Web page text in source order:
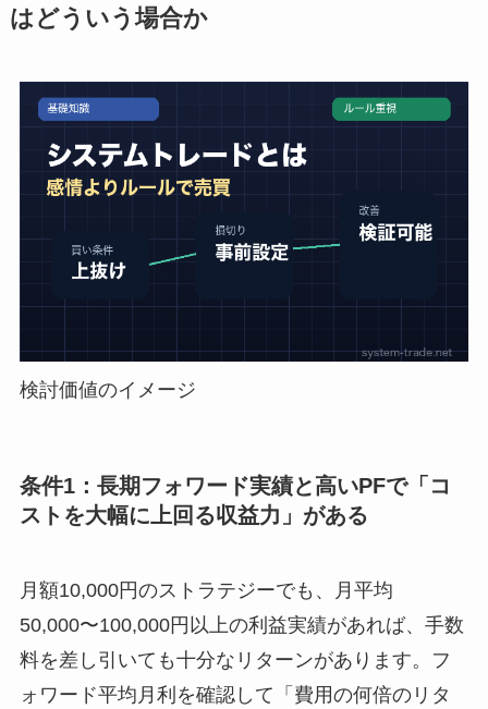
はどういう場合か
検討価値のイメージ
条件1：長期フォワード実績と高いPFで「コ
ストを大幅に上回る収益力」がある
月額10,000円のストラテジーでも、月平均
50,000〜100,000円以上の利益実績があれば、手数
料を差し引いても十分なリターンがあります。フ
ォワード平均月利を確認して「費用の何倍のリタ